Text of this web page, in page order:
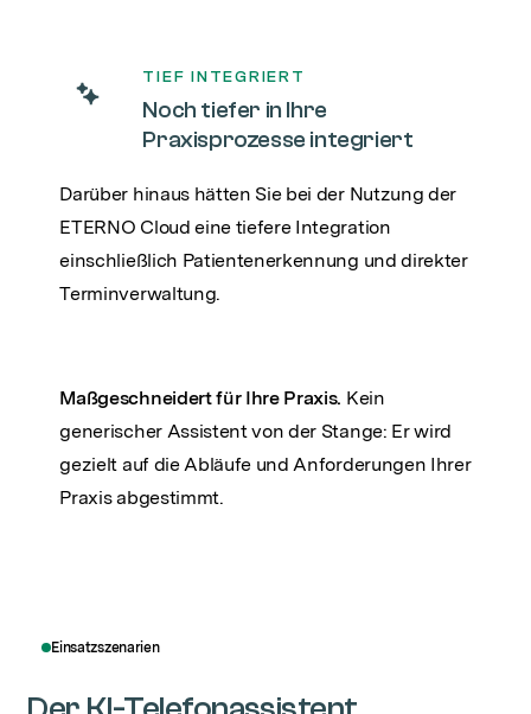
TIEF INTEGRIERT
Noch tiefer in Ihre
Praxisprozesse integriert
Darüber hinaus hätten Sie bei der Nutzung der
ETERNO Cloud eine tiefere Integration
einschließlich Patientenerkennung und direkter
Terminverwaltung.
Maßgeschneidert für Ihre Praxis. Kein
generischer Assistent von der Stange: Er wird
gezielt auf die Abläufe und Anforderungen Ihrer
Praxis abgestimmt.
Einsatzszenarien